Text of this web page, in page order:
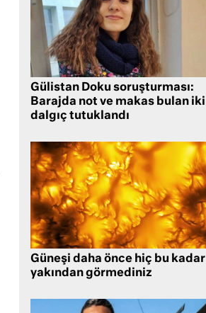
Gülistan Doku soruşturması:
Barajda not ve makas bulan iki
dalgıç tutuklandı
Güneşi daha önce hiç bu kadar
yakından görmediniz